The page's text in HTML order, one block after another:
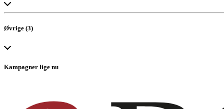
Massage
Øvrige (3)
Kampagner lige nu